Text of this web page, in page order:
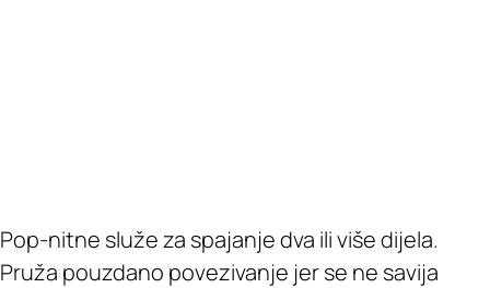
Pop-nitne služe za spajanje dva ili više dijela.
Pruža pouzdano povezivanje jer se ne savija